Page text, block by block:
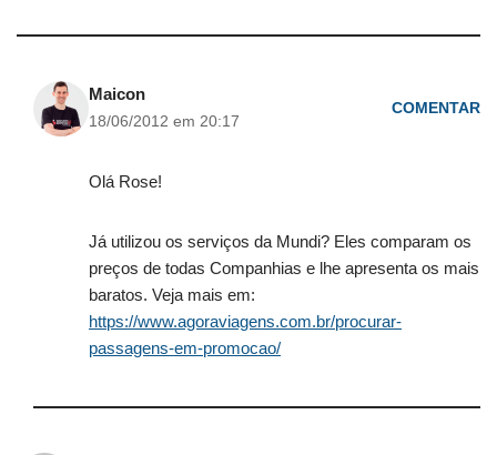
Maicon
18/06/2012 em 20:17
COMENTAR
Olá Rose!
Já utilizou os serviços da Mundi? Eles comparam os
preços de todas Companhias e lhe apresenta os mais
baratos. Veja mais em:
https://www.agoraviagens.com.br/procurar-
passagens-em-promocao/